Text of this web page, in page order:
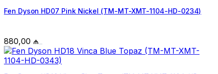
Fen Dyson HD07 Pink Nickel (TM-MT-XMT-1104-HD-0234)
880,00 ₼